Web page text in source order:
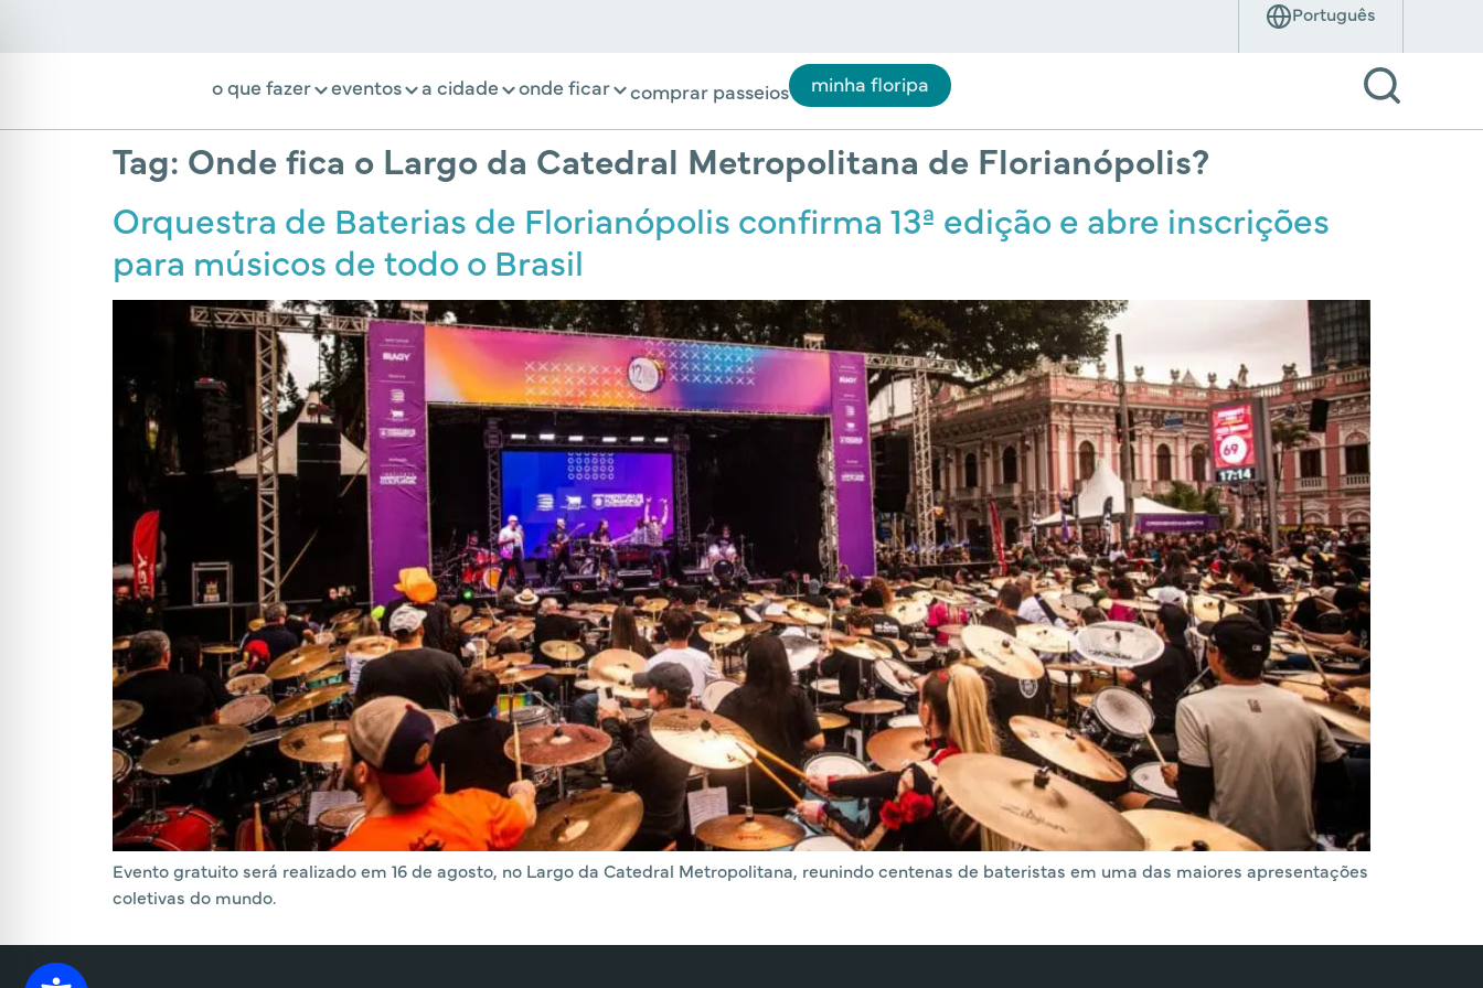
o que fazer eventos a cidade onde ficar comprar passeios minha floripa
Tag: Onde fica o Largo da Catedral Metropolitana de Florianópolis?
Orquestra de Baterias de Florianópolis confirma 13ª edição e abre inscrições
para músicos de todo o Brasil
Evento gratuito será realizado em 16 de agosto, no Largo da Catedral Metropolitana, reunindo centenas de bateristas em uma das maiores apresentações
coletivas do mundo.